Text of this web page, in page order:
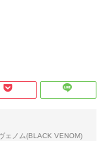
ェノム(BLACK VENOM)